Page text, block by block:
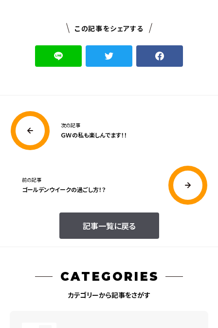
この記事をシェアする
次の記事
ＧＷの私も楽しんでます！！
記事一覧に戻る
前の記事
ゴールデンウイークの過ごし方！？
CATEGORIES
カテゴリーから記事をさがす